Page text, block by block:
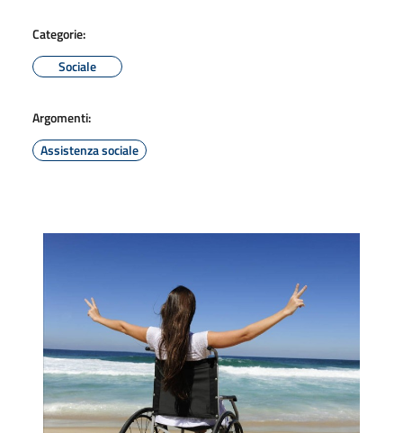
Categorie:
Sociale
Argomenti:
Assistenza sociale